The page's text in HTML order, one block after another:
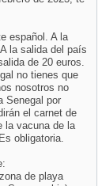
español. A la
la salida del país
de 20 euros.
no tienes que
nosotros no
Senegal por
el carnet de
la vacuna de la
obligatoria.
de playa